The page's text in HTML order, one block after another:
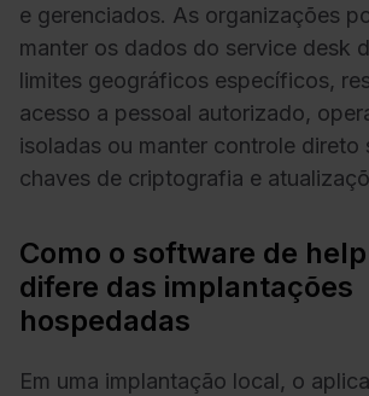
e gerenciados. As organizações
manter os dados do service desk
limites geográficos específicos,
acesso a pessoal autorizado,
isoladas ou manter controle direto
chaves de criptografia e
Como o software de
difere das implantações
hospedadas
Em uma implantação local, o